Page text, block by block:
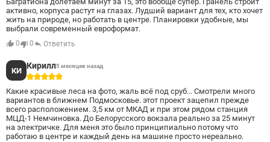
активно, корпуса растут на глазах. Лудший вариант для тех, кто хочет
жить на природе, но работать в центре. Планировки удобные, мы
выбрали современный евроформат.
0 0 Ответить
КИ
Кирилл5 месяцев назад
5
Какие красивые леса на фото, жаль всё под сруб... Смотрели много
вариантов в ближнем Подмосковье. этот проект зацепил прежде
всего расположением. 3,5 км от МКАД и при этом рядом станция
МЦД-1 Немчиновка. До Белорусского вокзала реально за 25 минут
на электричке. Для меня это было принципиально потому что
работаю в центре и каждый день на машине просто нереально.